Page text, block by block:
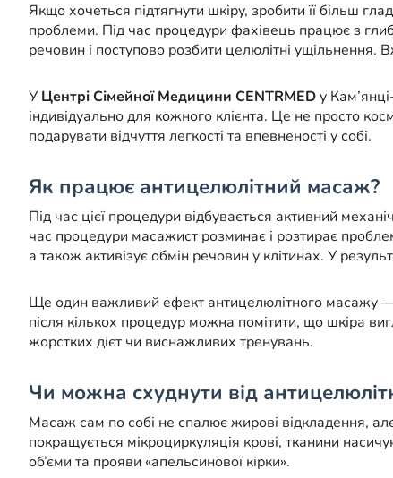
Якщо хочеться підтягнути шкіру, зробити її більш
проблеми. Під час процедури фахівець працює з
речовин і поступово розбити целюлітні
У Центрі Сімейної Медицини CENTRMEDу
індивідуально для кожного клієнта. Це не просто
подарувати відчуття легкості та впевненості у собі.
Як працює антицелюлітний масаж?
Під час цієї процедури відбувається активний
час процедури масажист розминає і розтирає
а також активізує обмін речовин у клітинах. У
Ще один важливий ефект антицелюлітного масажу —
після кількох процедур можна помітити, що шкіра
жорстких дієт чи виснажливих тренувань.
Чи можна схуднути від
Масаж сам по собі не спалює жирові відкладення,
покращується мікроциркуляція крові, тканини
об’єми та прояви «апельсинової кірки».